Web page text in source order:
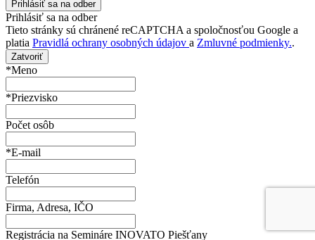
Prihlásiť sa na odber
Tieto stránky sú chránené reCAPTCHA a spoločnosťou Google a
platia Pravidlá ochrany osobných údajov a Zmluvné podmienky..
Zatvoriť
*Meno
*Priezvisko
Počet osôb
*E-mail
Telefón
Firma, Adresa, IČO
Registrácia na Semináre INOVATO Piešťany